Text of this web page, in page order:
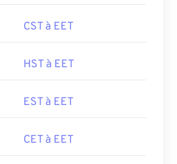
CST à EET
HST à EET
EST à EET
CET à EET